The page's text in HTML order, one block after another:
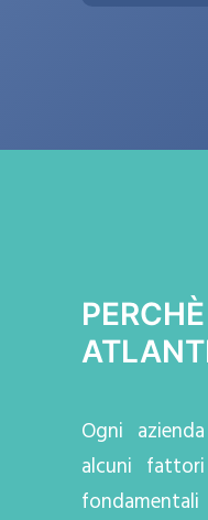
Ogni azienda
alcuni